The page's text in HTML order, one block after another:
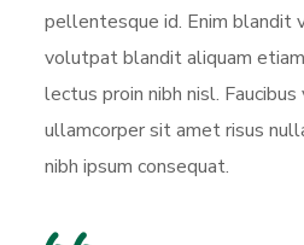
pellentesque id. Enim blandit
volutpat blandit aliquam
lectus proin nibh nisl.
ullamcorper sit amet risus
nibh ipsum consequat.